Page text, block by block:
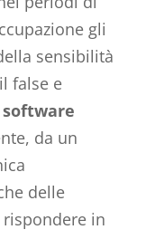
gli
sensibilità
false e
software
da un
delle
rispondere in